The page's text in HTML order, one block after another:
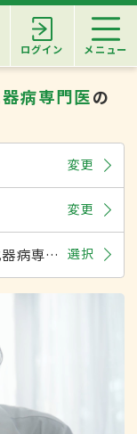
ログイン メニュー
病専門医の
変更
変更
日本消化器病学会消化器病専門医 選択